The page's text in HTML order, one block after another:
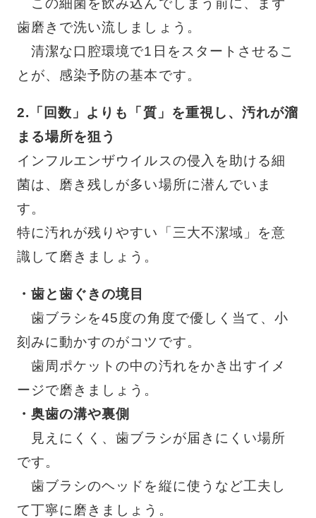
この細菌を飲み込んでしまう前に、まず
歯磨きで洗い流しましょう。
清潔な口腔環境で1日をスタートさせるこ
とが、感染予防の基本です。
2.「回数」よりも「質」を重視し、汚れが溜
まる場所を狙う
インフルエンザウイルスの侵入を助ける細
菌は、磨き残しが多い場所に潜んでいま
す。
特に汚れが残りやすい「三大不潔域」を意
識して磨きましょう。
・歯と歯ぐきの境目
歯ブラシを45度の角度で優しく当て、小
刻みに動かすのがコツです。
歯周ポケットの中の汚れをかき出すイメ
ージで磨きましょう。
・奥歯の溝や裏側
見えにくく、歯ブラシが届きにくい場所
です。
歯ブラシのヘッドを縦に使うなど工夫し
て丁寧に磨きましょう。